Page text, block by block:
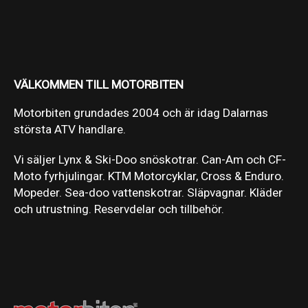
VÄLKOMMEN TILL MOTORBITEN
Motorbiten grundades 2004 och är idag Dalarnas
största ATV handlare.
Vi säljer Lynx & Ski-Doo snöskotrar. Can-Am och CF-
Moto fyrhjulingar. KTM Motorcyklar, Cross & Enduro.
Mopeder. Sea-doo vattenskotrar. Släpvagnar. Kläder
och utrustning. Reservdelar och tillbehör.